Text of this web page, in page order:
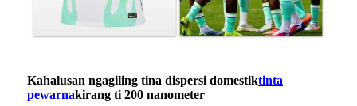
Kahalusan ngagiling tina dispersi domestiktinta
pewarnakirang ti 200 nanometer